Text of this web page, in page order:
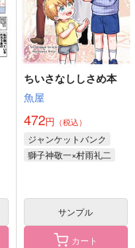
サンプル
作品詳細
ちいさなししさめ本
魚屋
472円 （税込）
ジャンケットバンク
獅子神敬一×村雨礼二
サンプル
カート